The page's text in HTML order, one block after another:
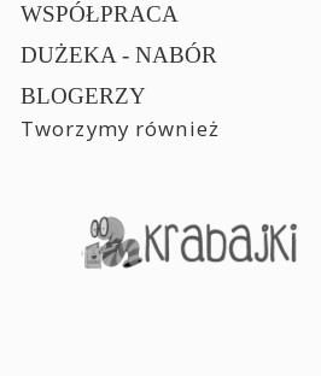
WSPÓŁPRACA
DUŻEKA - NABÓR
BLOGERZY
Tworzymy również